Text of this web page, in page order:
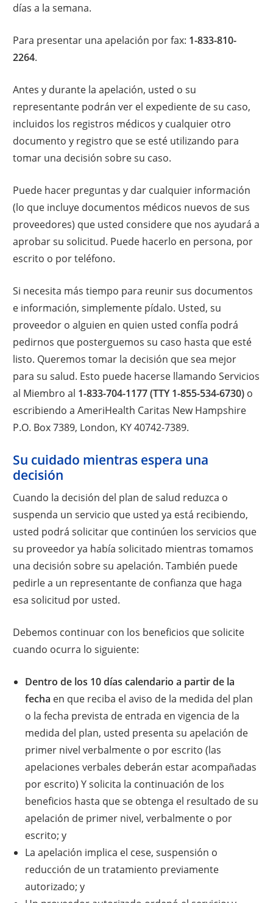
días a la semana.
Para presentar una apelación por fax: 1-833-810-
2264.
Antes y durante la apelación, usted o su
representante podrán ver el expediente de su caso,
incluidos los registros médicos y cualquier otro
documento y registro que se esté utilizando para
tomar una decisión sobre su caso.
Puede hacer preguntas y dar cualquier información
(lo que incluye documentos médicos nuevos de sus
proveedores) que usted considere que nos ayudará a
aprobar su solicitud. Puede hacerlo en persona, por
escrito o por teléfono.
Si necesita más tiempo para reunir sus documentos
e información, simplemente pídalo. Usted, su
proveedor o alguien en quien usted confía podrá
pedirnos que posterguemos su caso hasta que esté
listo. Queremos tomar la decisión que sea mejor
para su salud. Esto puede hacerse llamando Servicios
al Miembro al 1-833-704-1177 (TTY 1-855-534-6730) o
escribiendo a AmeriHealth Caritas New Hampshire
P.O. Box 7389, London, KY 40742-7389.
Su cuidado mientras espera una
decisión
Cuando la decisión del plan de salud reduzca o
suspenda un servicio que usted ya está recibiendo,
usted podrá solicitar que continúen los servicios que
su proveedor ya había solicitado mientras tomamos
una decisión sobre su apelación. También puede
pedirle a un representante de confianza que haga
esa solicitud por usted.
Debemos continuar con los beneficios que solicite
cuando ocurra lo siguiente:
Dentro de los 10 días calendario a partir de la
fecha en que reciba el aviso de la medida del plan
o la fecha prevista de entrada en vigencia de la
medida del plan, usted presenta su apelación de
primer nivel verbalmente o por escrito (las
apelaciones verbales deberán estar acompañadas
por escrito) Y solicita la continuación de los
beneficios hasta que se obtenga el resultado de su
apelación de primer nivel, verbalmente o por
escrito; y
La apelación implica el cese, suspensión o
reducción de un tratamiento previamente
autorizado; y